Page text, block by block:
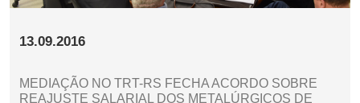
13.09.2016
MEDIAÇÃO NO TRT-RS FECHA ACORDO SOBRE
REAJUSTE SALARIAL DOS METALÚRGICOS DE